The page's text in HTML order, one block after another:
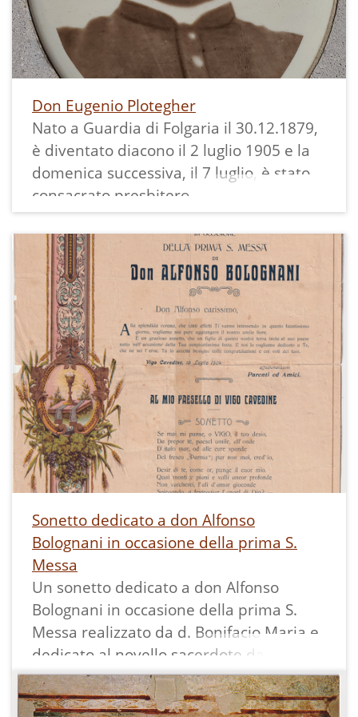
stata rocambolesca e non priva di
spavento per il monsignore.
Don Eugenio Plotegher
Nato a Guardia di Folgaria il 30.12.1879,
è diventato diacono il 2 luglio 1905 e la
domenica successiva, il 7 luglio, è stato
consacrato presbitero.
È stato cappellano a Bedollo, Banale e
Folgaria prima di arrivare a Margone, nel
1910, per dirigere questa piccola
comunità.
Oltre a fare il sacerdote, era anche
segretario comunale di quello che fino al
1928 è stato il comune autonomo di
Margone.
Altro suo impegno era fare il maestro
alla scuola locale, che aveva sede in
canonica ed al suo arrivo contava ben 45
alunni; si prodigava anche ad insegnare
il latino a chi voleva prepararsi per il
seminario, come fece ad esempio per i
due fratelli Parisi di Ranzo, diventati poi
missionari.
Nel 1933-34 fu anche parroco supplente
a Ranzo.
La notorietà che questo eclettico
personaggio si guadagnò, in regione ed
oltre, fu dovuta alla sua passione per la
botanica e l’arte medica, unite alla sua
capacità di diagnosticare e curare con le
Sonetto dedicato a don Alfonso
Bolognani in occasione della prima S.
Messa
Un sonetto dedicato a don Alfonso
Bolognani in occasione della prima S.
Messa realizzato da d. Bonifacio Maria e
dedicato al novello sacerdote dai parenti
ed amici.